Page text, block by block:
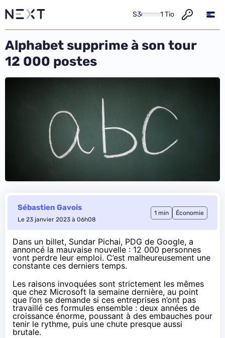
S3 1 Tio
Alphabet supprime à son tour
12 000 postes
Sébastien Gavois
Le 23 janvier 2023 à 06h08
1 min Économie
Dans un billet, Sundar Pichai, PDG de Google, a
annoncé la mauvaise nouvelle : 12 000 personnes
vont perdre leur emploi. C’est malheureusement une
constante ces derniers temps.
Les raisons invoquées sont strictement les mêmes
que chez Microsoft la semaine dernière, au point
que l’on se demande si ces entreprises n’ont pas
travaillé ces formules ensemble : deux années de
croissance énorme, poussant à des embauches pour
tenir le rythme, puis une chute presque aussi
brutale.